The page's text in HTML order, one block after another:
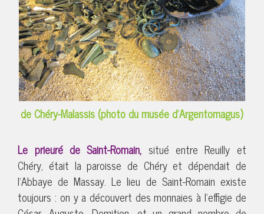
de Chéry-Malassis (photo du musée d’Argentomagus)
Le prieuré de Saint-Romain, situé entre Reuilly et
Chéry, était la paroisse de Chéry et dépendait de
l’Abbaye de Massay. Le lieu de Saint-Romain existe
toujours : on y a découvert des monnaies à l’effigie de